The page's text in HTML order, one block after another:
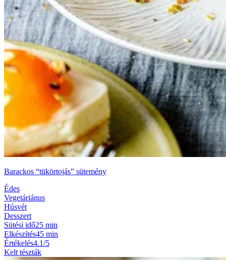
Barackos “tükörtojás” sütemény
Édes
Vegetáriánus
Húsvét
Desszert
Sütési idő25 min
Elkészítés45 min
Értékelés4.1/5
Kelt tészták